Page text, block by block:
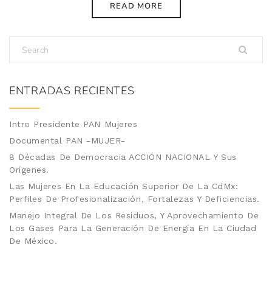
READ MORE
ENTRADAS RECIENTES
Intro Presidente PAN Mujeres
Documental PAN -MUJER-
8 Décadas De Democracia ACCIÓN NACIONAL Y Sus
Orígenes.
Las Mujeres En La Educación Superior De La CdMx:
Perfiles De Profesionalización, Fortalezas Y Deficiencias.
Manejo Integral De Los Residuos, Y Aprovechamiento De
Los Gases Para La Generación De Energía En La Ciudad
De México.